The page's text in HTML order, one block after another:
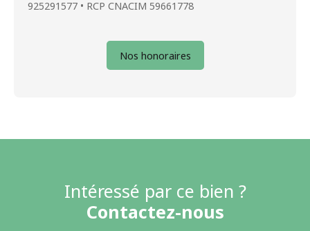
925291577 • RCP CNACIM 59661778
Nos honoraires
Intéressé par ce bien ?
Contactez-nous